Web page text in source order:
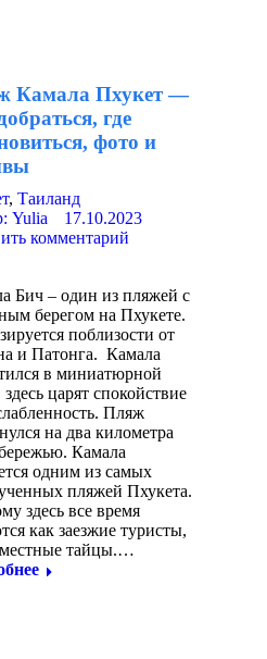
Камала Пхукет —
где
фото и
, Таиланд
Yulia
17.10.2023
комментарий
Бич – один из пляжей с
берегом на Пхукете.
поблизости от
и Патонга. Камала
в миниатюрной
здесь царят спокойствие
Пляж
на два километра
Камала
одним из самых
пляжей Пхукета.
здесь все время
как заезжие туристы,
тайцы.…